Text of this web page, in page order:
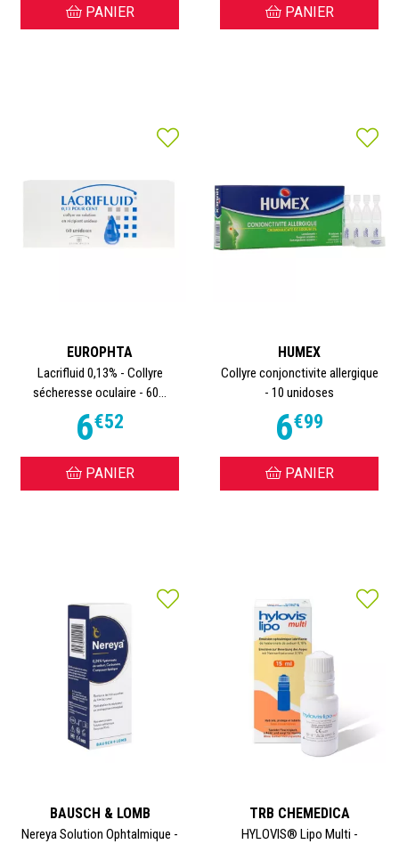
PANIER PANIER
EUROPHTA
Lacrifluid 0,13% - Collyre
sécheresse oculaire - 60...
6€52
PANIER
HUMEX
Collyre conjonctivite allergique
- 10 unidoses
6€99
PANIER
BAUSCH & LOMB
Nereya Solution Ophtalmique -
TRB CHEMEDICA
HYLOVIS® Lipo Multi -